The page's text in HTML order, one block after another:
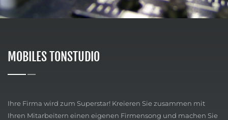
MOBILES TONSTUDIO
Ihre Firma wird zum Superstar! Kreieren Sie zusammen mit
Ihren Mitarbeitern einen eigenen Firmensong und machen Sie